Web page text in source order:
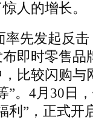
人的增长。
先发起反
即时零售品
比较闪购与
”。4月30日
利”，正式开